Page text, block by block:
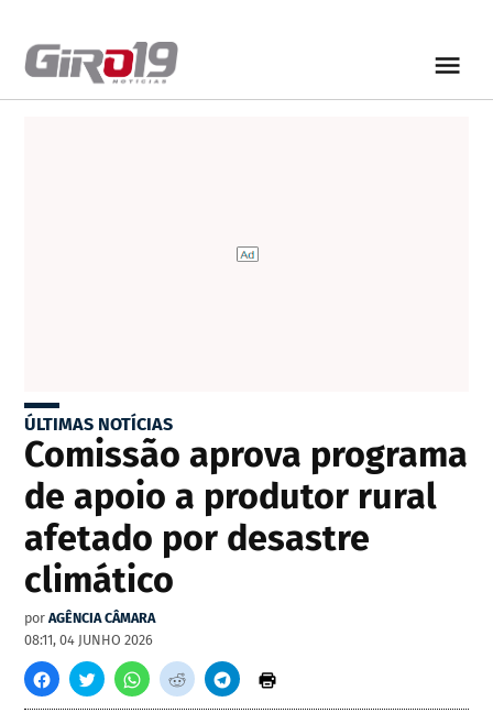
ÚLTIMAS NOTÍCIAS
Comissão aprova programa
de apoio a produtor rural
afetado por desastre
climático
por AGÊNCIA CÂMARA
08:11, 04 JUNHO 2026